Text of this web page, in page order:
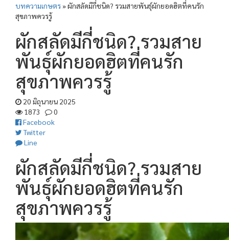
บทความเกษตร»ผักสลัดมีกี่ชนิด? รวมสายพันธุ์ผักยอดฮิตที่คนรัก
สุขภาพควรรู้
ผักสลัดมีกี่ชนิด? รวมสาย
พันธุ์ผักยอดฮิตที่คนรัก
สุขภาพควรรู้
20 มิถุนายน 2025
1873
0
Facebook
Twitter
Line
ผักสลัดมีกี่ชนิด? รวมสาย
พันธุ์ผักยอดฮิตที่คนรัก
สุขภาพควรรู้